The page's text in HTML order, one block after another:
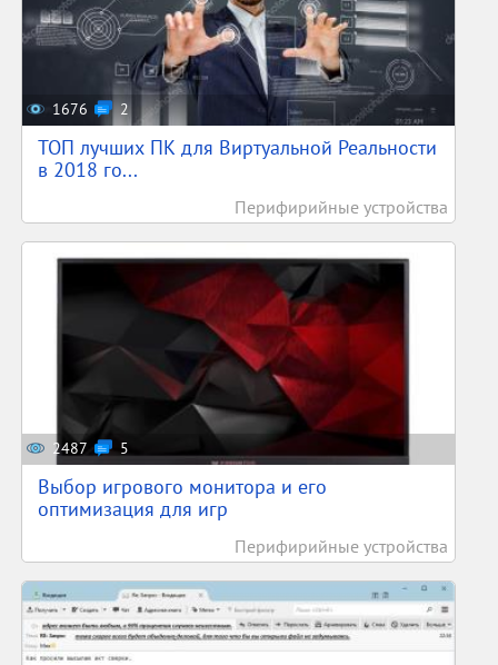
1676 2
ТОП лучших ПК для Виртуальной Реальности
в 2018 го...
Перифирийные устройства
2487 5
Выбор игрового монитора и его
оптимизация для игр
Перифирийные устройства